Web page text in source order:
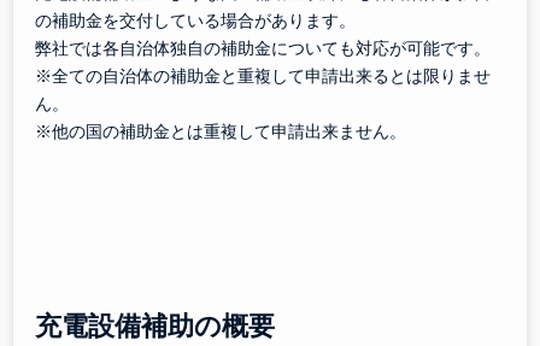
の補助金を交付している場合があります。
弊社では各自治体独自の補助金についても対応が可能です。
※全ての自治体の補助金と重複して申請出来るとは限りませ
ん。
※他の国の補助金とは重複して申請出来ません。
充電設備補助の概要